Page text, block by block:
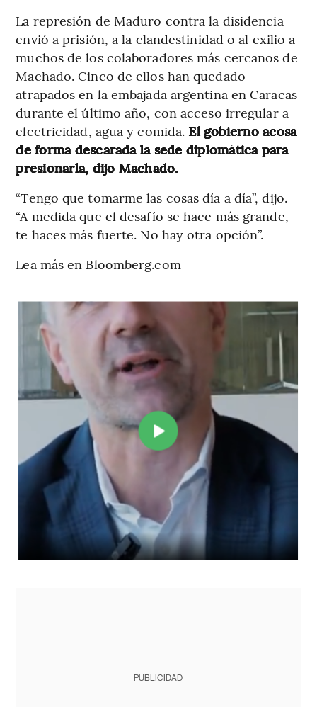
La represión de Maduro contra la disidencia
envió a prisión, a la clandestinidad o al exilio a
muchos de los colaboradores más cercanos de
Machado. Cinco de ellos han quedado
atrapados en la embajada argentina en Caracas
durante el último año, con acceso irregular a
electricidad, agua y comida. El gobierno acosa
de forma descarada la sede diplomática para
presionarla, dijo Machado.
“Tengo que tomarme las cosas día a día”, dijo.
“A medida que el desafío se hace más grande,
te haces más fuerte. No hay otra opción”.
Lea más en Bloomberg.com
PUBLICIDAD